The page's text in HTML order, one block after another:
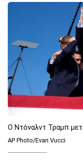
Ο Ντόναλντ Τραμπ
AP Photo/Evan Vucci